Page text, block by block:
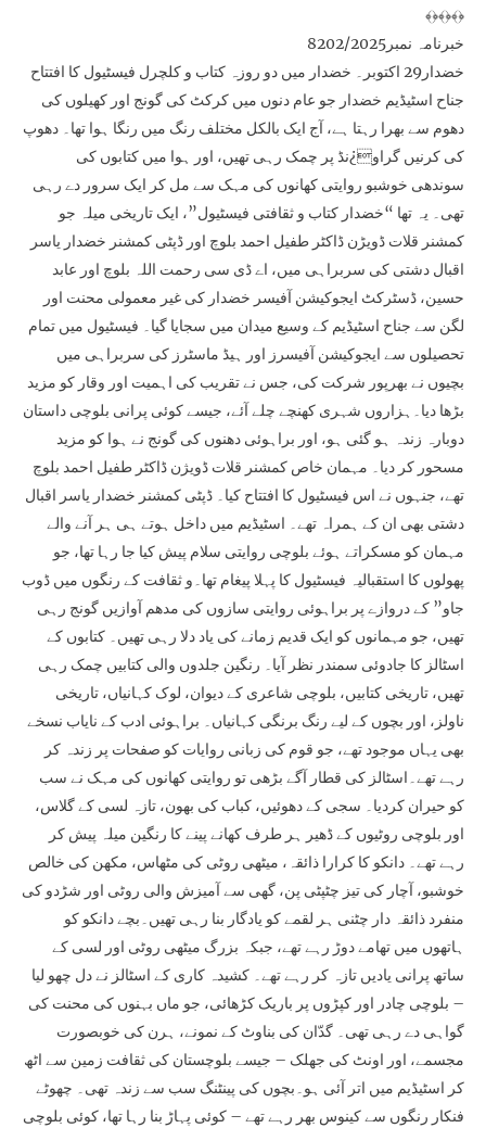
﴾﴿﴾﴿﴾﴿
خبرنامہ نمبر8202/2025
خضدار29 اکتوبر۔ خضدار میں دو روزہ کتاب و کلچرل فیسٹیول کا افتتاح
جناح اسٹیڈیم خضدار جو عام دنوں میں کرکٹ کی گونج اور کھیلوں کی
دھوم سے بھرا رہتا ہے، آج ایک بالکل مختلف رنگ میں رنگا ہوا تھا۔ دھوپ
کی کرنیں گراو¿نڈ پر چمک رہی تھیں، اور ہوا میں کتابوں کی
سوندھی خوشبو روایتی کھانوں کی مہک سے مل کر ایک سرور دے رہی
تھی۔ یہ تھا “خضدار کتاب و ثقافتی فیسٹیول”، ایک تاریخی میلہ جو
کمشنر قلات ڈویڑن ڈاکٹر طفیل احمد بلوچ اور ڈپٹی کمشنر خضدار یاسر
اقبال دشتی کی سربراہی میں، اے ڈی سی رحمت اللہ بلوچ اور عابد
حسین، ڈسٹرکٹ ایجوکیشن آفیسر خضدار کی غیر معمولی محنت اور
لگن سے جناح اسٹیڈیم کے وسیع میدان میں سجایا گیا۔ فیسٹیول میں تمام
تحصیلوں سے ایجوکیشن آفیسرز اور ہیڈ ماسٹرز کی سربراہی میں
بچیوں نے بھرپور شرکت کی، جس نے تقریب کی اہمیت اور وقار کو مزید
بڑھا دیا۔ہزاروں شہری کھنچے چلے آئے، جیسے کوئی پرانی بلوچی داستان
دوبارہ زندہ ہو گئی ہو، اور براہوئی دھنوں کی گونج نے ہوا کو مزید
مسحور کر دیا۔ مہمان خاص کمشنر قلات ڈویژن ڈاکٹر طفیل احمد بلوچ
تھے، جنہوں نے اس فیسٹیول کا افتتاح کیا۔ ڈپٹی کمشنر خضدار یاسر اقبال
دشتی بھی ان کے ہمراہ تھے۔ اسٹیڈیم میں داخل ہوتے ہی ہر آنے والے
مہمان کو مسکراتے ہوئے بلوچی روایتی سلام پیش کیا جا رہا تھا، جو
پھولوں کا استقبالیہ فیسٹیول کا پہلا پیغام تھا۔و ثقافت کے رنگوں میں ڈوب
جاو” کے دروازے پر براہوئی روایتی سازوں کی مدھم آوازیں گونج رہی
تھیں، جو مہمانوں کو ایک قدیم زمانے کی یاد دلا رہی تھیں۔ کتابوں کے
اسٹالز کا جادوئی سمندر نظر آیا۔ رنگین جلدوں والی کتابیں چمک رہی
تھیں، تاریخی کتابیں، بلوچی شاعری کے دیوان، لوک کہانیاں، تاریخی
ناولز، اور بچوں کے لیے رنگ برنگی کہانیاں۔ براہوئی ادب کے نایاب نسخے
بھی یہاں موجود تھے، جو قوم کی زبانی روایات کو صفحات پر زندہ کر
رہے تھے۔اسٹالز کی قطار آگے بڑھی تو روایتی کھانوں کی مہک نے سب
کو حیران کردیا۔ سجی کے دھوئیں، کباب کی بھون، تازہ لسی کے گلاس،
اور بلوچی روٹیوں کے ڈھیر ہر طرف کھانے پینے کا رنگین میلہ پیش کر
رہے تھے۔ دانکو کا کرارا ذائقہ، میٹھی روٹی کی مٹھاس، مکھن کی خالص
خوشبو، آچار کی تیز چٹپٹی پن، گھی سے آمیزش والی روٹی اور شڑدو کی
منفرد ذائقہ دار چٹنی ہر لقمے کو یادگار بنا رہی تھیں۔بچے دانکو کو
ہاتھوں میں تھامے دوڑ رہے تھے، جبکہ بزرگ میٹھی روٹی اور لسی کے
ساتھ پرانی یادیں تازہ کر رہے تھے۔ کشیدہ کاری کے اسٹالز نے دل چھو لیا
– بلوچی چادر اور کپڑوں پر باریک کڑھائی، جو ماں بہنوں کی محنت کی
گواہی دے رہی تھی۔ گدّان کی بناوٹ کے نمونے، ہرن کی خوبصورت
مجسمے، اور اونٹ کی جھلک – جیسے بلوچستان کی ثقافت زمین سے اٹھ
کر اسٹیڈیم میں اتر آئی ہو۔بچوں کی پینٹنگ سب سے زندہ تھی۔ چھوٹے
فنکار رنگوں سے کینوس بھر رہے تھے – کوئی پہاڑ بنا رہا تھا، کوئی بلوچی